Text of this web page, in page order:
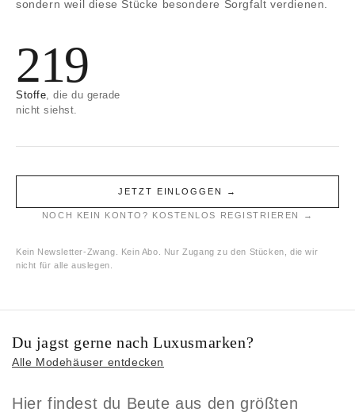
sondern weil diese Stücke besondere Sorgfalt verdienen.
219
Stoffe, die du gerade
nicht siehst.
JETZT EINLOGGEN →
NOCH KEIN KONTO? KOSTENLOS REGISTRIEREN →
Kein Newsletter-Zwang. Kein Abo. Nur Zugang zu den Stücken, die wir
nicht für alle auslegen.
Du jagst gerne nach Luxusmarken?
Alle Modehäuser entdecken
Hier findest du Beute aus den größten